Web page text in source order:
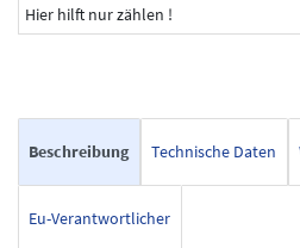
Hier hilft nur zählen !
Beschreibung Technische Daten
Eu-Verantwortlicher